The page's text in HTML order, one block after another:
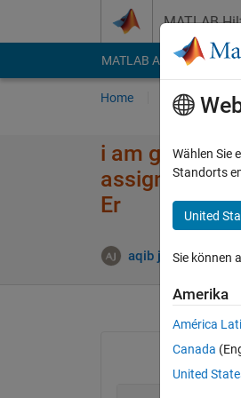
MATLAB
MATLAB Answers File
Home Fragen
i am getting
assignment
Er
aqib javed 29
Wählen Sie
Standorts
United
Sie können
Amerika
América
Canada
United